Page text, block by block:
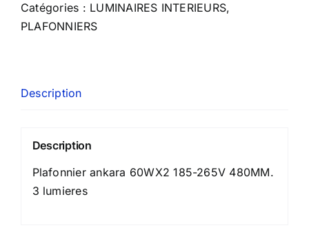
Catégories : LUMINAIRES INTERIEURS,
PLAFONNIERS
Description
Description
Plafonnier ankara 60WX2 185-265V 480MM.
3 lumieres